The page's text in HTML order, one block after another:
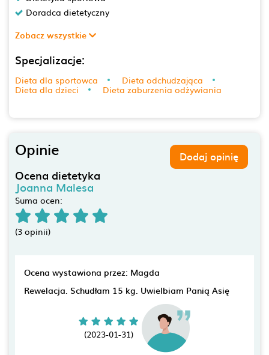
Doradca dietetyczny
Zobacz wszystkie
Specjalizacje:
Dieta dla sportowca
Dieta odchudzająca
Dieta dla dzieci
Dieta zaburzenia odżywiania
Opinie Dodaj opinię
Ocena dietetyka
Joanna Malesa
Suma ocen:
(3 opinii)
Ocena wystawiona przez: Magda
Rewelacja. Schudłam 15 kg. Uwielbiam Panią Asię
(2023-01-31)